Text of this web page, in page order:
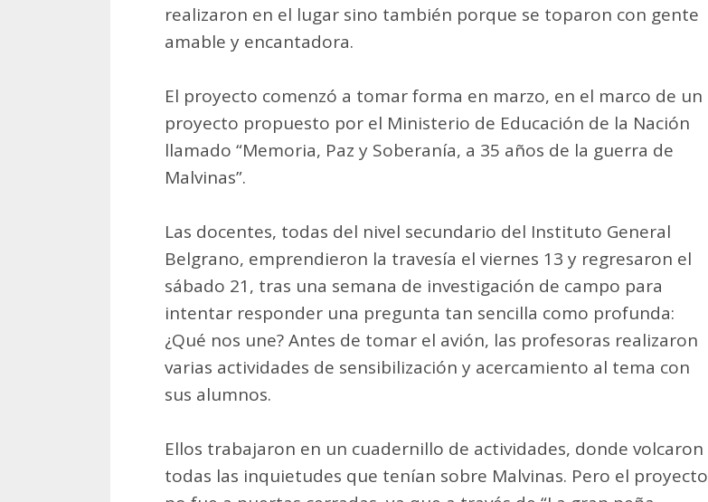
realizaron en el lugar sino también porque se toparon con gente
amable y encantadora.
El proyecto comenzó a tomar forma en marzo, en el marco de un
proyecto propuesto por el Ministerio de Educación de la Nación
llamado “Memoria, Paz y Soberanía, a 35 años de la guerra de
Malvinas”.
Las docentes, todas del nivel secundario del Instituto General
Belgrano, emprendieron la travesía el viernes 13 y regresaron el
sábado 21, tras una semana de investigación de campo para
intentar responder una pregunta tan sencilla como profunda:
¿Qué nos une? Antes de tomar el avión, las profesoras realizaron
varias actividades de sensibilización y acercamiento al tema con
sus alumnos.
Ellos trabajaron en un cuadernillo de actividades, donde volcaron
todas las inquietudes que tenían sobre Malvinas. Pero el proyecto